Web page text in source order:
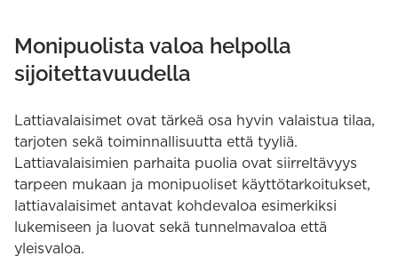
Monipuolista valoa helpolla
sijoitettavuudella
Lattiavalaisimet ovat tärkeä osa hyvin valaistua tilaa,
tarjoten sekä toiminnallisuutta että tyyliä.
Lattiavalaisimien parhaita puolia ovat siirreltävyys
tarpeen mukaan ja monipuoliset käyttötarkoitukset,
lattiavalaisimet antavat kohdevaloa esimerkiksi
lukemiseen ja luovat sekä tunnelmavaloa että
yleisvaloa.